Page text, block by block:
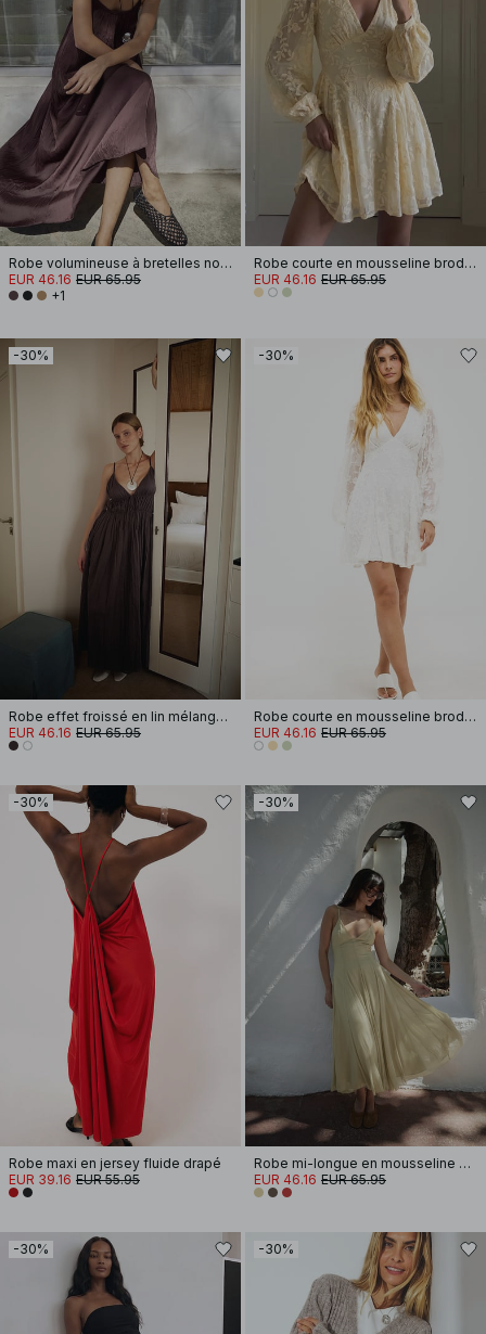
Robe volumineuse à bretelles nouées
EUR 46.16 EUR 65.95
+1
Robe courte en mousseline brodée à manches longues
EUR 46.16 EUR 65.95
-30%
Robe effet froissé en lin mélangé à bretelles amples
EUR 46.16 EUR 65.95
-30%
Robe courte en mousseline brodée à manches longues
EUR 46.16 EUR 65.95
-30%
Robe maxi en jersey fluide drapé
EUR 39.16 EUR 55.95
-30%
Robe mi-longue en mousseline à bretelles
EUR 46.16 EUR 65.95
-30% -30%